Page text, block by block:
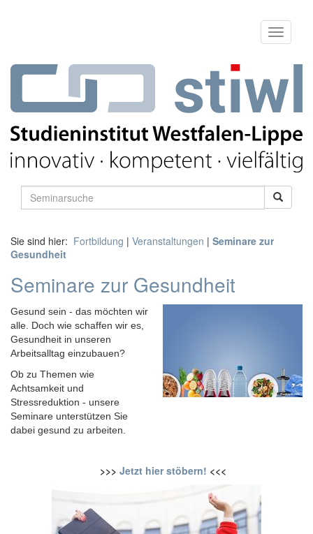
Sie sind hier: Fortbildung | Veranstaltungen | Seminare zur
Gesundheit
Seminare zur Gesundheit
Gesund sein - das möchten wir
alle. Doch wie schaffen wir es,
Gesundheit in unseren
Arbeitsalltag einzubauen?
Ob zu Themen wie
Achtsamkeit und
Stressreduktion - unsere
Seminare unterstützen Sie
dabei gesund zu arbeiten.
>>> Jetzt hier stöbern! <<<